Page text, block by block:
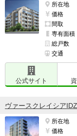
所在地
価格
間取
専有面積
総戸数
交通
公式サイト
ヴァースクレイシア
所在地
価格